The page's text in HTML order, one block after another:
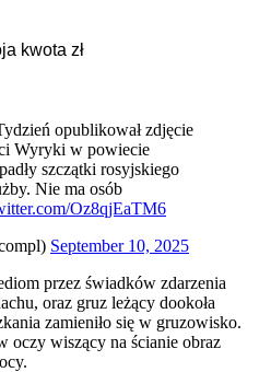
opublikował zdjęcie
Wyryki w powiecie
szczątki rosyjskiego
Nie ma osób
Oz8qjEaTM6
September 10, 2025
przez świadków zdarzenia
oraz gruz leżący dookoła
zamieniło się w gruzowisko.
oczy wiszący na ścianie obraz